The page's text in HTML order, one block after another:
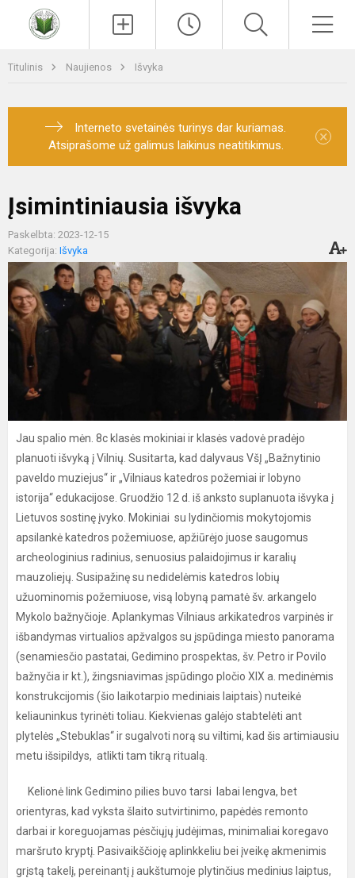
Titulinis Naujienos Išvyka
Interneto svetainės turinys dar kuriamas.
Atsiprašome už galimus laikinus neatitikimus.
×
Įsimintiniausia išvyka
Paskelbta: 2023-12-15
Kategorija: Išvyka
Jau spalio mėn. 8c klasės mokiniai ir klasės vadovė pradėjo
planuoti išvyką į Vilnių. Susitarta, kad dalyvaus VšĮ „Bažnytinio
paveldo muziejus“ ir „Vilniaus katedros požemiai ir lobyno
istorija“ edukacijose. Gruodžio 12 d. iš anksto suplanuota išvyka į
Lietuvos sostinę įvyko. Mokiniai su lydinčiomis mokytojomis
apsilankė katedros požemiuose, apžiūrėjo juose saugomus
archeologinius radinius, senuosius palaidojimus ir karalių
mauzoliejų. Susipažinę su nedidelėmis katedros lobių
užuominomis požemiuose, visą lobyną pamatė šv. arkangelo
Mykolo bažnyčioje. Aplankymas Vilniaus arkikatedros varpinės ir
išbandymas virtualios apžvalgos su įspūdinga miesto panorama
(senamiesčio pastatai, Gedimino prospektas, šv. Petro ir Povilo
bažnyčia ir kt.), žingsniavimas įspūdingo pločio XIX a. medinėmis
konstrukcijomis (šio laikotarpio mediniais laiptais) nuteikė
keliauninkus tyrinėti toliau. Kiekvienas galėjo stabtelėti ant
plytelės „Stebuklas“ ir sugalvoti norą su viltimi, kad šis artimiausiu
metu išsipildys, atlikti tam tikrą ritualą.
Kelionė link Gedimino pilies buvo tarsi labai lengva, bet
orientyras, kad vyksta šlaito sutvirtinimo, papėdės remonto
darbai ir koreguojamas pėsčiųjų judėjimas, minimaliai koregavo
maršruto kryptį. Pasivaikščioję aplinkkeliu bei įveikę akmenimis
grįstą takelį, pereinantį į aukštumoje plytinčius medinius laiptus,